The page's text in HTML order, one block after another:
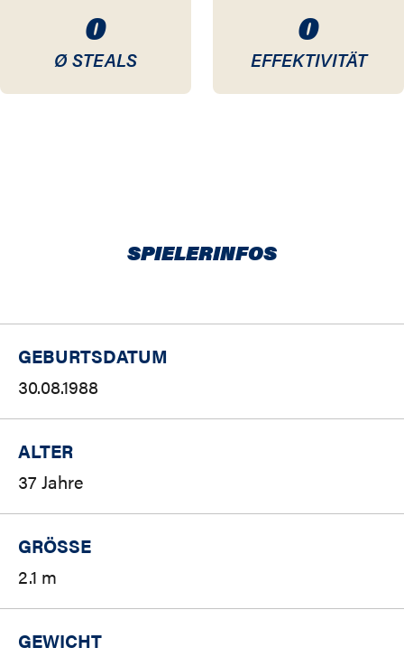
0
Ø STEALS
0
EFFEKTIVITÄT
SPIELERINFOS
GEBURTSDATUM
30.08.1988
ALTER
37 Jahre
GRÖSSE
2.1 m
GEWICHT